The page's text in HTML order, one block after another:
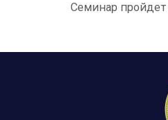
Семинар пройдет